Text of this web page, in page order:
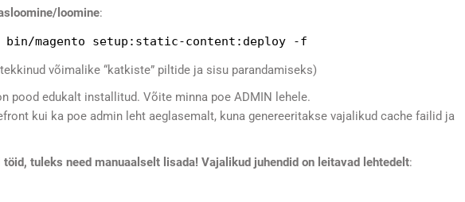
loomine:
bin/magento
setup:static-content:deploy -f
võimalike “katkiste” piltide ja sisu parandamiseks)
pood edukalt installitud. Võite minna poe ADMIN lehele.
kui ka poe admin leht aeglasemalt, kuna genereeritakse vajalikud cache failid ja
tuleks need manuaalselt lisada! Vajalikud juhendid on leitavad lehtedelt: